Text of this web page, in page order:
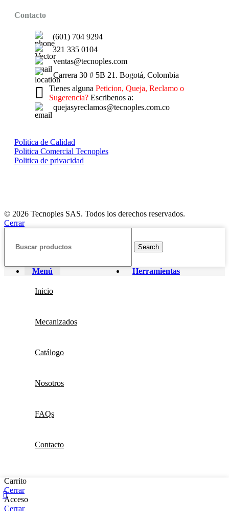
Contacto
(601) 704 9294
321 335 0104
ventas@tecnoples.com
Carrera 30 # 5B 21. Bogotá, Colombia
Tienes alguna Peticion, Queja, Reclamo o
Sugerencia? Escribenos a:
quejasyreclamos@tecnoples.com.co
Politica de Calidad
Politica Comercial Tecnoples
Politica de privacidad
© 2026 Tecnoples SAS. Todos los derechos reservados.
Cerrar
Search
Menú Herramientas
Inicio
Mecanizados
Catálogo
Nosotros
FAQs
Contacto
Carrito
Cerrar
Acceso
Cerrar
Tienda